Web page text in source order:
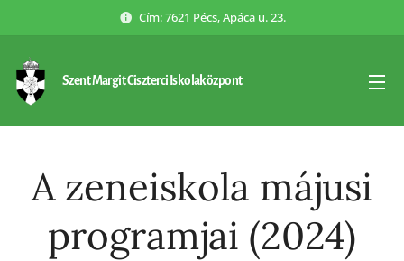
Cím: 7621 Pécs, Apáca u. 23.
Szent Margit Ciszterci Iskolaközpont
A zeneiskola májusi
programjai (2024)